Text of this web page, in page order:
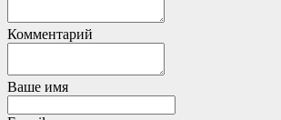
Комментарий
Ваше имя